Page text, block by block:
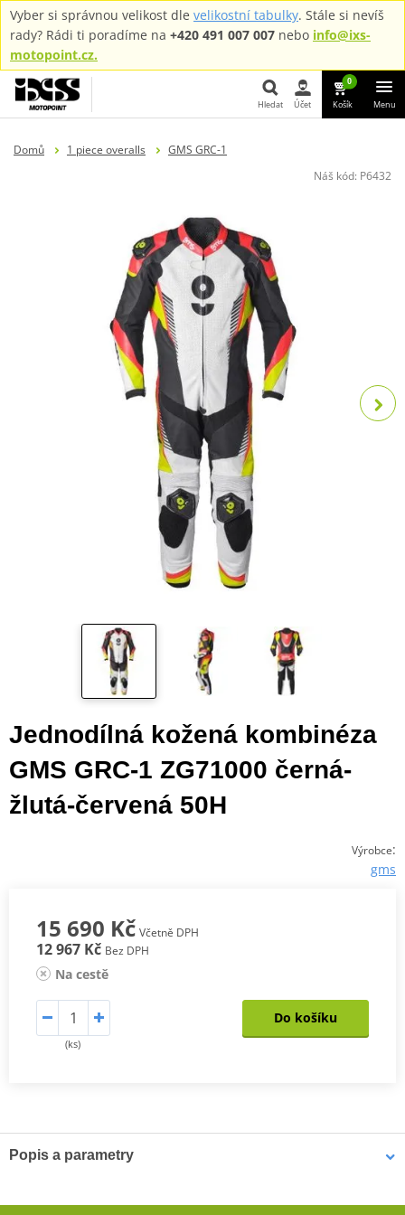
Vyber si správnou velikost dle velikostní tabulky. Stále si nevíš
rady? Rádi ti poradíme na +420 491 007 007 nebo info@ixs-
motopoint.cz.
Hledat Účet
0
Košík Menu
Domů 1 piece overalls
GMS GRC-1
Náš kód: P6432
Jednodílná kožená kombinéza
GMS GRC-1 ZG71000 černá-
žlutá-červená 50H
Výrobce:
gms
15 690 Kč Včetně DPH
12 967 Kč Bez DPH
Na cestě
(ks)
Do košíku
Popis a parametry